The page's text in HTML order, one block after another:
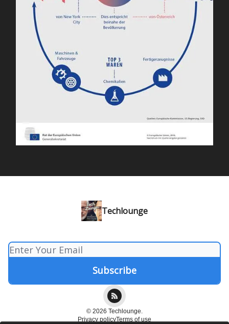
Techlounge
© 2026 Techlounge.
Privacy policyTerms of use